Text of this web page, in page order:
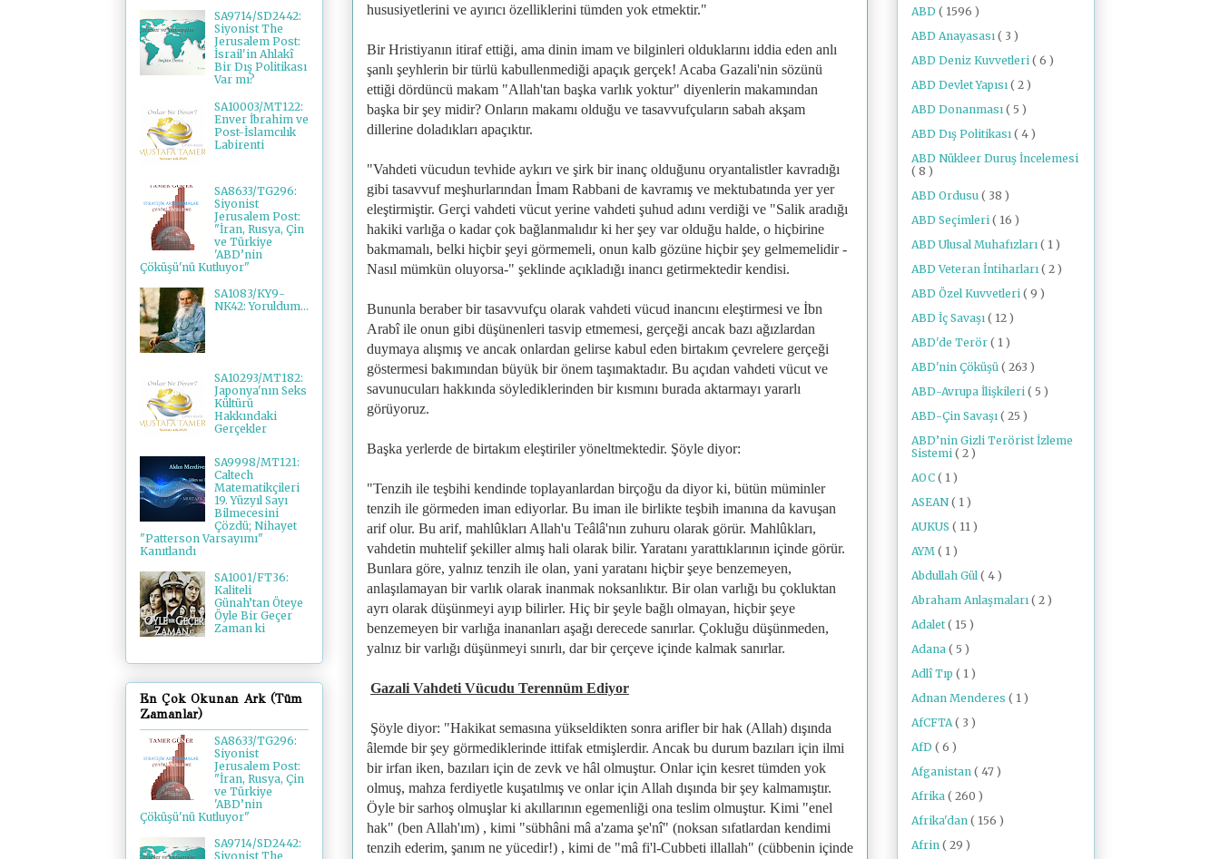
hususiyetlerini ve ayırıcı özelliklerini tümden yok etmektir."
Bir Hristiyanın itiraf ettiği, ama dinin imam ve bilginleri olduklarını iddia eden anlı
şanlı şeyhlerin bir türlü kabullenmediği apaçık gerçek! Acaba Gazali'nin sözünü
ettiği dördüncü makam "Allah'tan başka varlık yoktur" diyenlerin makamından
başka bir şey midir? Onların makamı olduğu ve tasavvufçuların sabah akşam
dillerine doladıkları apaçıktır.
"Vahdeti vücudun tevhide aykırı ve şirk bir inanç olduğunu oryantalistler kavradığı
gibi tasavvuf meşhurlarından İmam Rabbani de kavramış ve mektubatında yer yer
eleştirmiştir. Gerçi vahdeti vücut yerine vahdeti şuhud adını verdiği ve "Salik aradığı
hakiki varlığa o kadar çok bağlanmalıdır ki her şey var olduğu halde, o hiçbirine
bakmamalı, belki hiçbir şeyi görmemeli, onun kalb gözüne hiçbir şey gelmemelidir -
Nasıl mümkün oluyorsa-" şeklinde açıkladığı inancı getirmektedir kendisi.
Bununla beraber bir tasavvufçu olarak vahdeti vücud inancını eleştirmesi ve İbn
Arabî ile onun gibi düşünenleri tasvip etmemesi, gerçeği ancak bazı ağızlardan
duymaya alışmış ve ancak onlardan gelirse kabul eden birtakım çevrelere gerçeği
göstermesi bakımından büyük bir önem taşımaktadır. Bu açıdan vahdeti vücut ve
savunucuları hakkında söylediklerinden bir kısmını burada aktarmayı yararlı
görüyoruz.
Başka yerlerde de birtakım eleştiriler yöneltmektedir. Şöyle diyor:
"Tenzih ile teşbihi kendinde toplayanlardan birçoğu da diyor ki, bütün müminler
tenzih ile görmeden iman ediyorlar. Bu iman ile birlikte teşbih imanına da kavuşan
arif olur. Bu arif, mahlûkları Allah'u Teâlâ'nın zuhuru olarak görür. Mahlûkları,
vahdetin muhtelif şekiller almış hali olarak bilir. Yaratanı yarattıklarının içinde görür.
Bunlara göre, yalnız tenzih ile olan, yani yaratanı hiçbir şeye benzemeyen,
anlaşılamayan bir varlık olarak inanmak noksanlıktır. Bir olan varlığı bu çokluktan
ayrı olarak düşünmeyi ayıp bilirler. Hiç bir şeyle bağlı olmayan, hiçbir şeye
benzemeyen bir varlığa inananları aşağı derecede sanırlar. Çokluğu düşünmeden,
yalnız bir varlığı düşünmeyi sınırlı, dar bir çerçeve içinde kalmak sanırlar.
Gazali Vahdeti Vücudu Terennüm Ediyor
Şöyle diyor: "Hakikat semasına yükseldikten sonra arifler bir hak (Allah) dışında
âlemde bir şey görmediklerinde ittifak etmişlerdir. Ancak bu durum bazıları için ilmi
bir irfan iken, bazıları için de zevk ve hâl olmuştur. Onlar için kesret tümden yok
olmuş, mahza ferdiyetle kuşatılmış ve onlar için Allah dışında bir şey kalmamıştır.
Öyle bir sarhoş olmuşlar ki akıllarının egemenliği ona teslim olmuştur. Kimi "enel
hak" (ben Allah'ım) , kimi "sübhâni mâ a'zama şe'nî" (noksan sıfatlardan kendimi
tenzih ederim, şanım ne yücedir!) , kimi de "mâ fi'l-Cubbeti illallah" (cübbenin içinde
SA9714/SD2442:
Siyonist The
Jerusalem Post:
İsrail'in Ahlakî
Bir Dış Politikası
Var mı?
SA10003/MT122:
Enver İbrahim ve
Post-İslamcılık
Labirenti
SA8633/TG296:
Siyonist
Jerusalem Post:
"İran, Rusya, Çin
ve Türkiye
'ABD’nin
Çöküşü'nü Kutluyor"
SA1083/KY9-
NK42: Yoruldum...
SA10293/MT182:
Japonya'nın Seks
Kültürü
Hakkındaki
Gerçekler
SA9998/MT121:
Caltech
Matematikçileri
19. Yüzyıl Sayı
Bilmecesini
Çözdü; Nihayet
"Patterson Varsayımı"
Kanıtlandı
SA1001/FT36:
Kaliteli
Günah’tan Öteye
Öyle Bir Geçer
Zaman ki
En Çok Okunan Ark (Tüm
Zamanlar)
SA8633/TG296:
Siyonist
Jerusalem Post:
"İran, Rusya, Çin
ve Türkiye
'ABD’nin
Çöküşü'nü Kutluyor"
SA9714/SD2442:
Siyonist The
ABD ( 1596 )
ABD Anayasası ( 3 )
ABD Deniz Kuvvetleri ( 6 )
ABD Devlet Yapısı ( 2 )
ABD Donanması ( 5 )
ABD Dış Politikası ( 4 )
ABD Nükleer Duruş İncelemesi
( 8 )
ABD Ordusu ( 38 )
ABD Seçimleri ( 16 )
ABD Ulusal Muhafızları ( 1 )
ABD Veteran İntiharları ( 2 )
ABD Özel Kuvvetleri ( 9 )
ABD İç Savaşı ( 12 )
ABD'de Terör ( 1 )
ABD'nin Çöküşü ( 263 )
ABD-Avrupa İlişkileri ( 5 )
ABD-Çin Savaşı ( 25 )
ABD’nin Gizli Terörist İzleme
Sistemi ( 2 )
AOC ( 1 )
ASEAN ( 1 )
AUKUS ( 11 )
AYM ( 1 )
Abdullah Gül ( 4 )
Abraham Anlaşmaları ( 2 )
Adalet ( 15 )
Adana ( 5 )
Adlî Tıp ( 1 )
Adnan Menderes ( 1 )
AfCFTA ( 3 )
AfD ( 6 )
Afganistan ( 47 )
Afrika ( 260 )
Afrika'dan ( 156 )
Afrin ( 29 )